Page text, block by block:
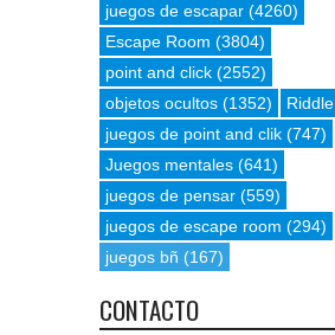
juegos de escapar (4260)
Escape Room (3804)
point and click (2552)
objetos ocultos (1352) Riddle
juegos de point and clik (747)
Juegos mentales (641)
juegos de pensar (559)
juegos de escape room (294)
juegos bñ (167)
CONTACTO